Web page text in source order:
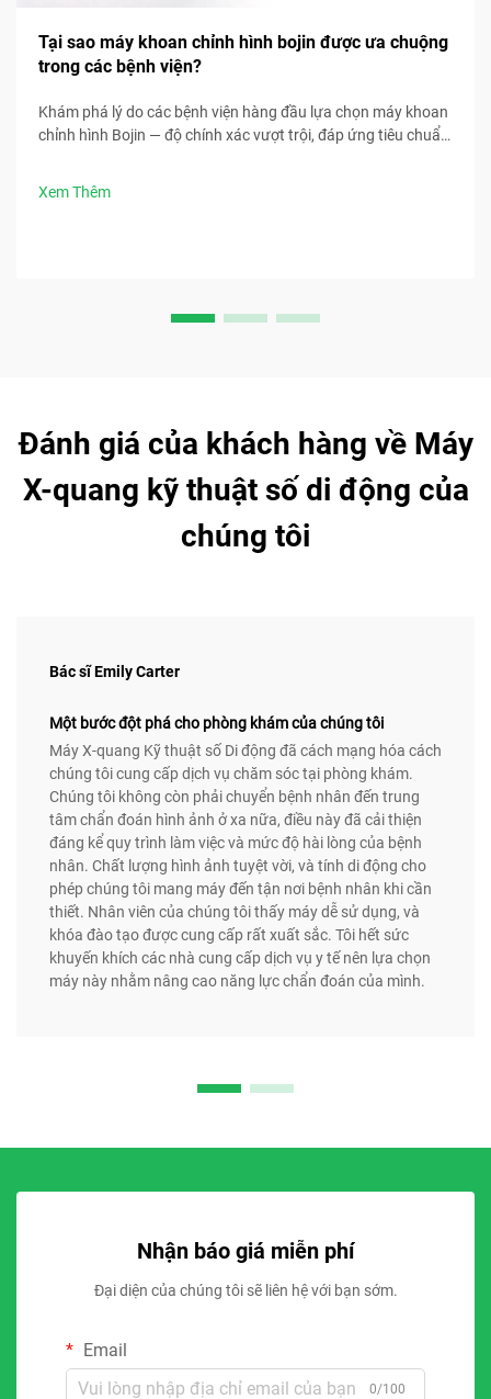
Tại sao máy khoan chỉnh hình bojin được ưa chuộng
trong các bệnh viện?
Khám phá lý do các bệnh viện hàng đầu lựa chọn máy khoan
chỉnh hình Bojin — độ chính xác vượt trội, đáp ứng tiêu chuẩn
Xem Thêm
Đánh giá của khách hàng về Máy
X-quang kỹ thuật số di động của
chúng tôi
Bác sĩ Emily Carter
Một bước đột phá cho phòng khám của chúng tôi
Máy X-quang Kỹ thuật số Di động đã cách mạng hóa cách
chúng tôi cung cấp dịch vụ chăm sóc tại phòng khám.
Chúng tôi không còn phải chuyển bệnh nhân đến trung
tâm chẩn đoán hình ảnh ở xa nữa, điều này đã cải thiện
đáng kể quy trình làm việc và mức độ hài lòng của bệnh
nhân. Chất lượng hình ảnh tuyệt vời, và tính di động cho
phép chúng tôi mang máy đến tận nơi bệnh nhân khi cần
thiết. Nhân viên của chúng tôi thấy máy dễ sử dụng, và
khóa đào tạo được cung cấp rất xuất sắc. Tôi hết sức
khuyến khích các nhà cung cấp dịch vụ y tế nên lựa chọn
máy này nhằm nâng cao năng lực chẩn đoán của mình.
Nhận báo giá miễn phí
Đại diện của chúng tôi sẽ liên hệ với bạn sớm.
Email
0/100